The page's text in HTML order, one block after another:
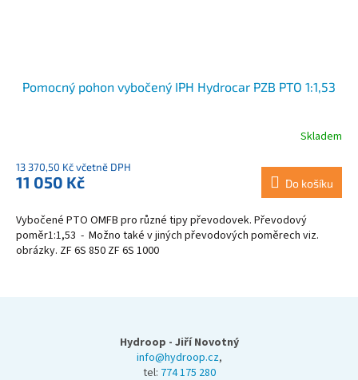
Pomocný pohon vybočený IPH Hydrocar PZB PTO 1:1,53
Skladem
13 370,50 Kč včetně DPH
11 050 Kč Do košíku
Vybočené PTO OMFB pro různé tipy převodovek. Převodový
poměr1:1,53 - Možno také v jiných převodových poměrech viz.
obrázky. ZF 6S 850 ZF 6S 1000
Hydroop - Jiří Novotný
info@hydroop.cz,
tel: 774 175 280